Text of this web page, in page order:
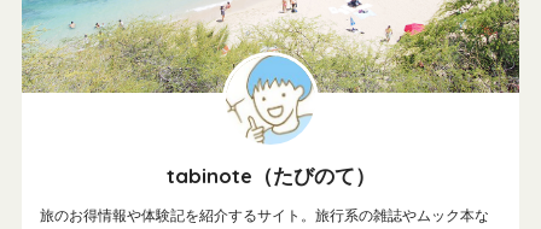
tabinote（たびのて）
旅のお得情報や体験記を紹介するサイト。旅行系の雑誌やムック本な